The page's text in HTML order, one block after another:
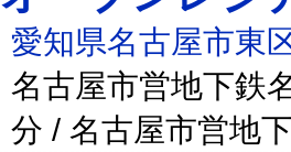
愛知県名古屋市東
名古屋市営地下鉄
分 / 名古屋市営地